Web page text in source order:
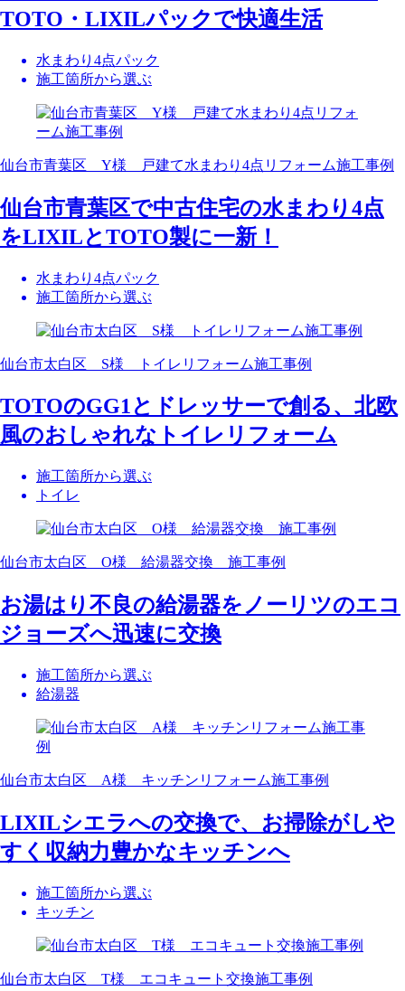
TOTO・LIXILパックで快適生活
水まわり4点パック
施工箇所から選ぶ
仙台市青葉区 Y様 戸建て水まわり4点リフォーム施工事例
仙台市青葉区で中古住宅の水まわり4点
をLIXILとTOTO製に一新！
水まわり4点パック
施工箇所から選ぶ
仙台市太白区 S様 トイレリフォーム施工事例
TOTOのGG1とドレッサーで創る、北欧
風のおしゃれなトイレリフォーム
施工箇所から選ぶ
トイレ
仙台市太白区 O様 給湯器交換 施工事例
お湯はり不良の給湯器をノーリツのエコ
ジョーズへ迅速に交換
施工箇所から選ぶ
給湯器
仙台市太白区 A様 キッチンリフォーム施工事例
LIXILシエラへの交換で、お掃除がしや
すく収納力豊かなキッチンへ
施工箇所から選ぶ
キッチン
仙台市太白区 T様 エコキュート交換施工事例